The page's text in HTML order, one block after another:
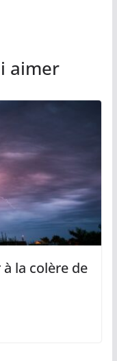
aimer
à la colère de